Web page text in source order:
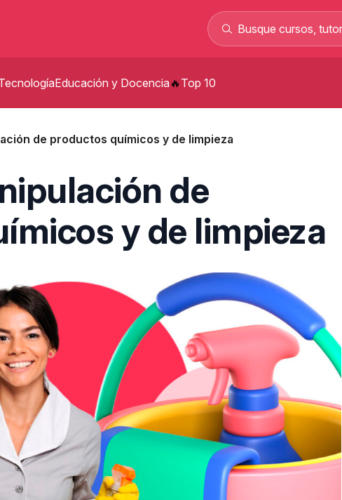
Curso de carretillero
salarios de hasta 2.500 €
Educación y Docencia Top 10
de productos químicos y de limpieza
de
y de limpieza